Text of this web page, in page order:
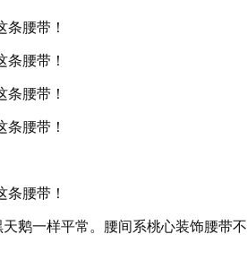
鹅一样平常。腰间系桃心装饰腰带不